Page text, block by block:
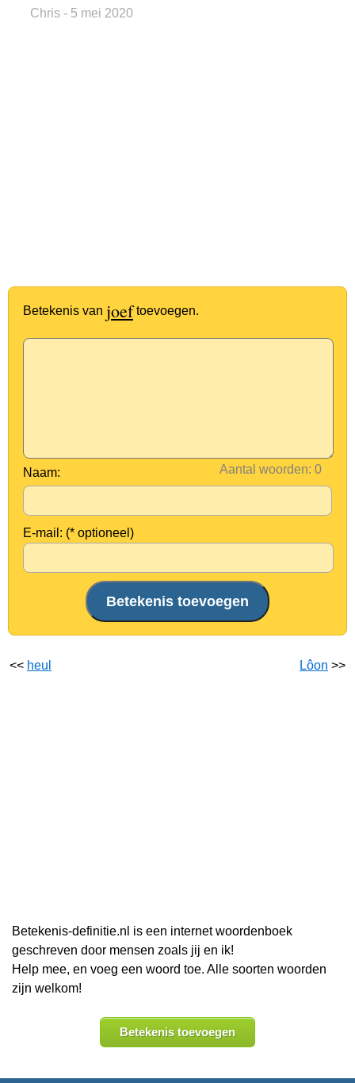
Chris - 5 mei 2020
Betekenis van joeftoevoegen.
Aantal woorden:
Naam:
E-mail: (* optioneel)
<< heul Lôon >>
Betekenis-definitie.nl is een internet woordenboek
geschreven door mensen zoals jij en ik!
Help mee, en voeg een woord toe. Alle soorten woorden
zijn welkom!
Betekenis toevoegen